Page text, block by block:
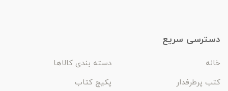
دسترسی سریع
خانه
دسته بندی کالاها
کتب پرطرفدار
پکیج کتاب